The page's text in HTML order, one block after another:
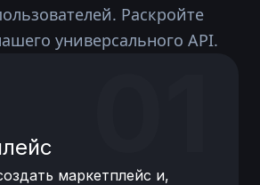
Раскройте
универсального API.
маркетплейс и,